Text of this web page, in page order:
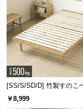
2口コンセント
宮棚には2口コン
を防ぐスライド
ん。
[SS/S/SD/D] 竹製すのこ
￥8,999